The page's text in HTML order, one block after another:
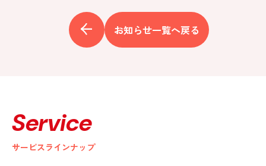
お知らせ一覧へ戻る
Service
サービスラインナップ